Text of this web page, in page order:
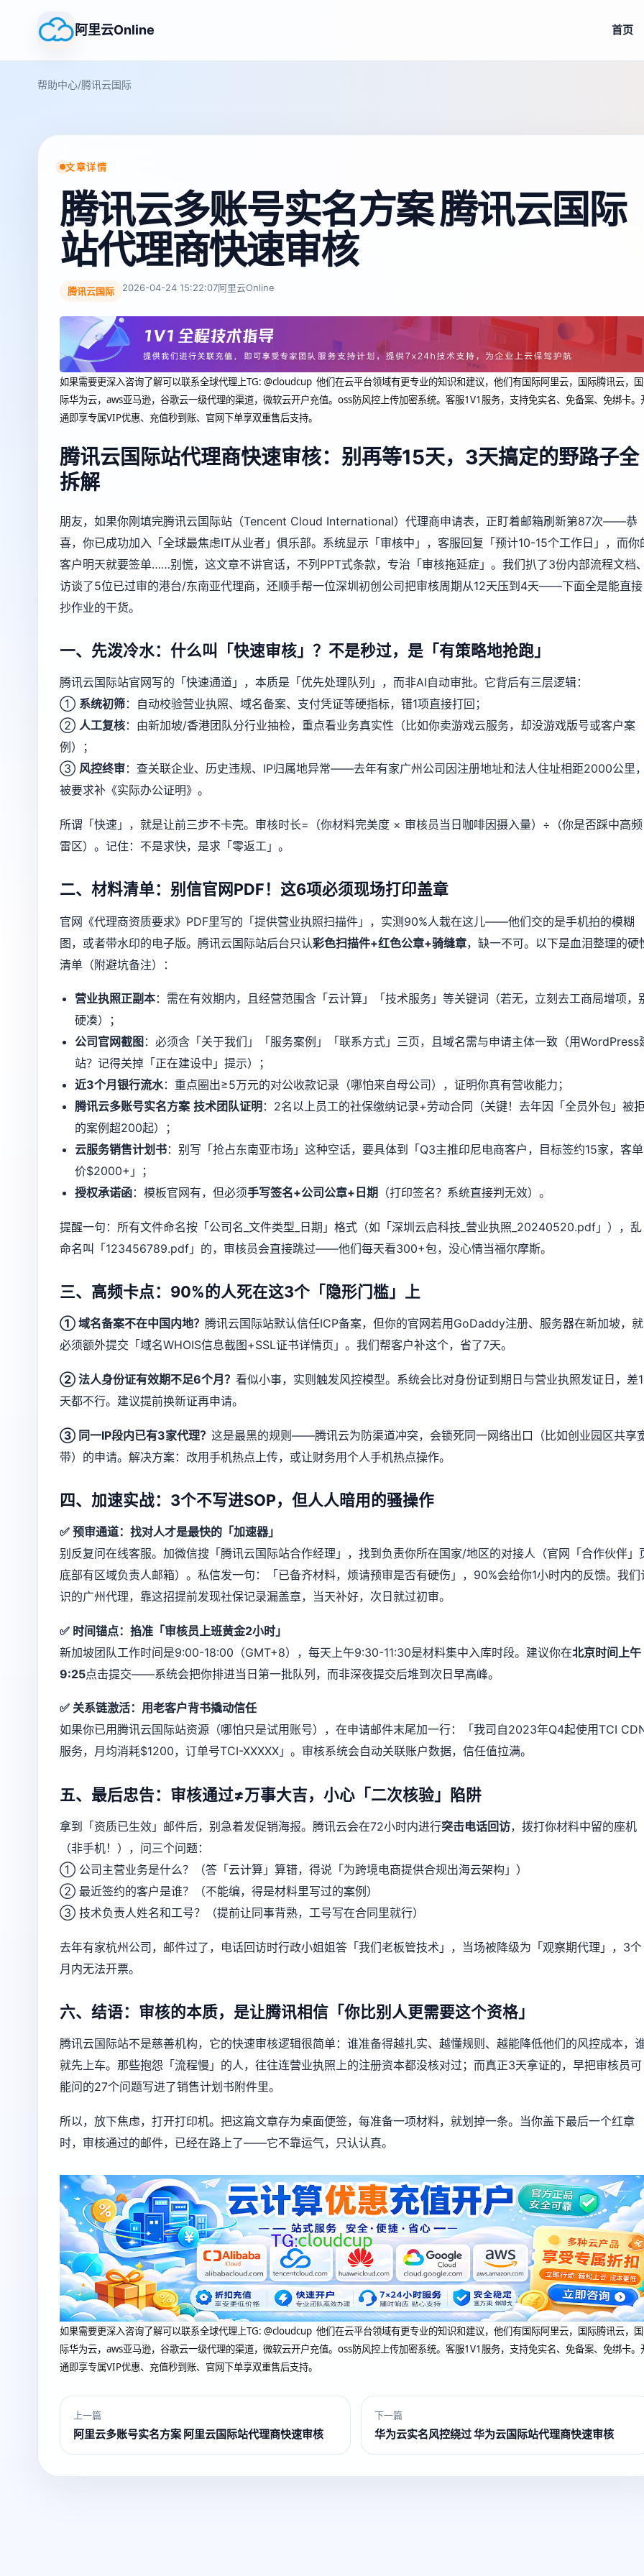
阿里云Online 首页
帮助中心/腾讯云国际
文章详情
腾讯云多账号实名方案 腾讯云国际
站代理商快速审核
腾讯云国际 2026-04-24 15:22:07阿里云Online
如果需要更深入咨询了解可以联系全球代理上TG: @cloudcup 他们在云平台领域有更专业的知识和建议，他们有国际阿里云，国际腾讯云，国
际华为云，aws亚马逊，谷歌云一级代理的渠道，微软云开户充值。oss防风控上传加密系统。客服1V1服务，支持免实名、免备案、免绑卡。
通即享专属VIP优惠、充值秒到账、官网下单享双重售后支持。
腾讯云国际站代理商快速审核：别再等15天，3天搞定的野路子全
拆解
朋友，如果你刚填完腾讯云国际站（Tencent Cloud International）代理商申请表，正盯着邮箱刷新第87次——恭
喜，你已成功加入「全球最焦虑IT从业者」俱乐部。系统显示「审核中」，客服回复「预计10-15个工作日」，而你
客户明天就要签单……别慌，这文章不讲官话，不列PPT式条款，专治「审核拖延症」。我们扒了3份内部流程文档
访谈了5位已过审的港台/东南亚代理商，还顺手帮一位深圳初创公司把审核周期从12天压到4天——下面全是能直接
抄作业的干货。
一、先泼冷水：什么叫「快速审核」？不是秒过，是「有策略地抢跑」
腾讯云国际站官网写的「快速通道」，本质是「优先处理队列」，而非AI自动审批。它背后有三层逻辑：
① 系统初筛：自动校验营业执照、域名备案、支付凭证等硬指标，错1项直接打回；
② 人工复核：由新加坡/香港团队分行业抽检，重点看业务真实性（比如你卖游戏云服务，却没游戏版号或客户案
例）；
③ 风控终审：查关联企业、历史违规、IP归属地异常——去年有家广州公司因注册地址和法人住址相距2000公里
被要求补《实际办公证明》。
所谓「快速」，就是让前三步不卡壳。审核时长=（你材料完美度 × 审核员当日咖啡因摄入量）÷（你是否踩中高频
雷区）。记住：不是求快，是求「零返工」。
二、材料清单：别信官网PDF！这6项必须现场打印盖章
官网《代理商资质要求》PDF里写的「提供营业执照扫描件」，实测90%人栽在这儿——他们交的是手机拍的模糊
图，或者带水印的电子版。腾讯云国际站后台只认彩色扫描件+红色公章+骑缝章，缺一不可。以下是血泪整理的硬
清单（附避坑备注）：
营业执照正副本：需在有效期内，且经营范围含「云计算」「技术服务」等关键词（若无，立刻去工商局增项，
硬凑）；
公司官网截图 ：必须含「关于我们」「服务案例」「联系方式」三页，且域名需与申请主体一致（用WordPress
站？记得关掉「正在建设中」提示）；
近3个月银行流水：重点圈出≥5万元的对公收款记录（哪怕来自母公司），证明你真有营收能力；
腾讯云多账号实名方案 技术团队证明 ：2名以上员工的社保缴纳记录+劳动合同（关键！去年因「全员外包」被
的案例超200起）；
云服务销售计划书：别写「抢占东南亚市场」这种空话，要具体到「Q3主推印尼电商客户，目标签约15家，客单
价$2000+」；
授权承诺函：模板官网有，但必须手写签名+公司公章+日期 （打印签名？系统直接判无效）。
提醒一句：所有文件命名按「公司名_文件类型_日期」格式（如「深圳云启科技_营业执照_20240520.pdf」），乱
命名叫「123456789.pdf」的，审核员会直接跳过——他们每天看300+包，没心情当福尔摩斯。
三、高频卡点：90%的人死在这3个「隐形门槛」上
① 域名备案不在中国内地？ 腾讯云国际站默认信任ICP备案，但你的官网若用GoDaddy注册、服务器在新加坡，就
必须额外提交「域名WHOIS信息截图+SSL证书详情页」。我们帮客户补这个，省了7天。
② 法人身份证有效期不足6个月？ 看似小事，实则触发风控模型。系统会比对身份证到期日与营业执照发证日，差1
天都不行。建议提前换新证再申请。
③ 同一IP段内已有3家代理？ 这是最黑的规则——腾讯云为防渠道冲突，会锁死同一网络出口（比如创业园区共享
带）的申请。解决方案：改用手机热点上传，或让财务用个人手机热点操作。
四、加速实战：3个不写进SOP，但人人暗用的骚操作
✅ 预审通道：找对人才是最快的「加速器」
别反复问在线客服。加微信搜「腾讯云国际站合作经理」，找到负责你所在国家/地区的对接人（官网「合作伙伴」
底部有区域负责人邮箱）。私信发一句：「已备齐材料，烦请预审是否有硬伤」，90%会给你1小时内的反馈。我们
识的广州代理，靠这招提前发现社保记录漏盖章，当天补好，次日就过初审。
✅ 时间锚点：掐准「审核员上班黄金2小时」
新加坡团队工作时间是9:00-18:00（GMT+8），每天上午9:30-11:30是材料集中入库时段。建议你在北京时间上午
9:25点击提交——系统会把你排进当日第一批队列，而非深夜提交后堆到次日早高峰。
✅ 关系链激活：用老客户背书撬动信任
如果你已用腾讯云国际站资源（哪怕只是试用账号），在申请邮件末尾加一行：「我司自2023年Q4起使用TCI
服务，月均消耗$1200，订单号TCI-XXXXX」。审核系统会自动关联账户数据，信任值拉满。
五、最后忠告：审核通过≠万事大吉，小心「二次核验」陷阱
拿到「资质已生效」邮件后，别急着发促销海报。腾讯云会在72小时内进行突击电话回访，拨打你材料中留的座机
（非手机！），问三个问题：
① 公司主营业务是什么？（答「云计算」算错，得说「为跨境电商提供合规出海云架构」）
② 最近签约的客户是谁？（不能编，得是材料里写过的案例）
③ 技术负责人姓名和工号？（提前让同事背熟，工号写在合同里就行）
去年有家杭州公司，邮件过了，电话回访时行政小姐姐答「我们老板管技术」，当场被降级为「观察期代理」，3个
月内无法开票。
六、结语：审核的本质，是让腾讯相信「你比别人更需要这个资格」
腾讯云国际站不是慈善机构，它的快速审核逻辑很简单：谁准备得越扎实、越懂规则、越能降低他们的风控成本，
就先上车。那些抱怨「流程慢」的人，往往连营业执照上的注册资本都没核对过；而真正3天拿证的，早把审核员可
能问的27个问题写进了销售计划书附件里。
所以，放下焦虑，打开打印机。把这篇文章存为桌面便签，每准备一项材料，就划掉一条。当你盖下最后一个红章
时，审核通过的邮件，已经在路上了——它不靠运气，只认认真。
如果需要更深入咨询了解可以联系全球代理上TG: @cloudcup 他们在云平台领域有更专业的知识和建议，他们有国际阿里云，国际腾讯云，国
际华为云，aws亚马逊，谷歌云一级代理的渠道，微软云开户充值。oss防风控上传加密系统。客服1V1服务，支持免实名、免备案、免绑卡。
通即享专属VIP优惠、充值秒到账、官网下单享双重售后支持。
上一篇
阿里云多账号实名方案 阿里云国际站代理商快速审核
下一篇
华为云实名风控绕过 华为云国际站代理商快速审核